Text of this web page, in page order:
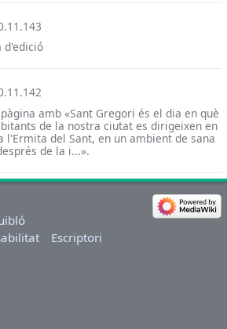
d'edició
amb «Sant Gregori és el dia en què
de la nostra ciutat es dirigeixen en
l'Ermita del Sant, en un ambient de sana
de la i...».
Escriptori